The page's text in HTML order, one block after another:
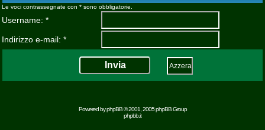
Le voci contrassegnate con * sono obbligatorie.
Username: *
Indirizzo e-mail: *
Powered byphpBB© 2001, 2005 phpBB Group
phpbb.it